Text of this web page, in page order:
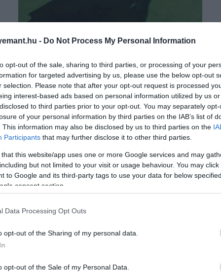
- Do Not Process My Personal Information
opt-out of the sale, sharing to third parties, or processing of your
for targeted advertising by us, please use the below opt-out
selection. Please note that after your opt-out request is processed
interest-based ads based on personal information utilized by us
to third parties prior to your opt-out. You may separately
of your personal information by third parties on the IAB’s list of
This information may also be disclosed by us to third parties on the
Participants that may further disclose it to other third parties.
that this website/app uses one or more Google services and may
but not limited to your visit or usage behaviour. You may
to Google and its third-party tags to use your data for below
consent section.
Data Processing Opt Outs
opt-out of the Sharing of my personal data.
opt-out of the Sale of my Personal Data.
Amikor nyaranta elérkezik a
wimbledoni torna ideje, a tenisz
azonnal többé válik egy népszerű
sportágnál: órákon át tartó
régimódi luxus és pezsgő nyári
a szerva…
A labdajátékok királynője:
5 tárgy a
teniszrajongóknak
HAMU ÉS GYÉMÁNT